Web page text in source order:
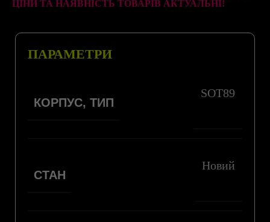
ЦІНИ ТА НАЯВНІСТЬ ТОВАРІВ АКТУАЛЬНІ!
ПАРАМЕТРИ
КОРПУС, ТИП
SOT89
СТАН
Новий